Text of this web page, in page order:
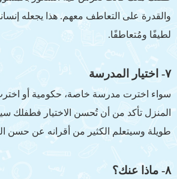
والقدرة على التعاطف معهم. هذا يجعله
لطيفًا ومُتعاطفًا.
٧- اختيار المدرسة
سواء اخترت مدرسة خاصة، حكومية أو
المنزل تأكد من أن تُحسن الاختيار فطفلك
طويلة وسيتعلم الكثير من أقرانه عن حسن
٨- ماذا عنك؟